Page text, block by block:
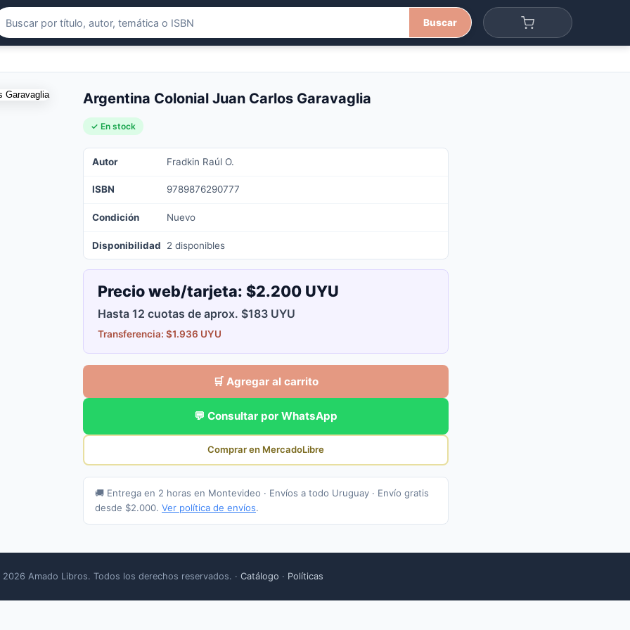
Buscar
Argentina Colonial Juan Carlos Garavaglia
✓ En stock
Autor Fradkin Raúl O.
ISBN 9789876290777
Condición Nuevo
Disponibilidad 2 disponibles
Precio web/tarjeta: $2.200 UYU
Hasta 12 cuotas de aprox. $183 UYU
Transferencia: $1.936 UYU
🛒 Agregar al carrito
💬 Consultar por WhatsApp
Comprar en MercadoLibre
🚚 Entrega en 2 horas en Montevideo · Envíos a todo Uruguay · Envío gratis
desde $2.000. Ver política de envíos.
Amado Libros. Todos los derechos reservados. · Catálogo · Políticas